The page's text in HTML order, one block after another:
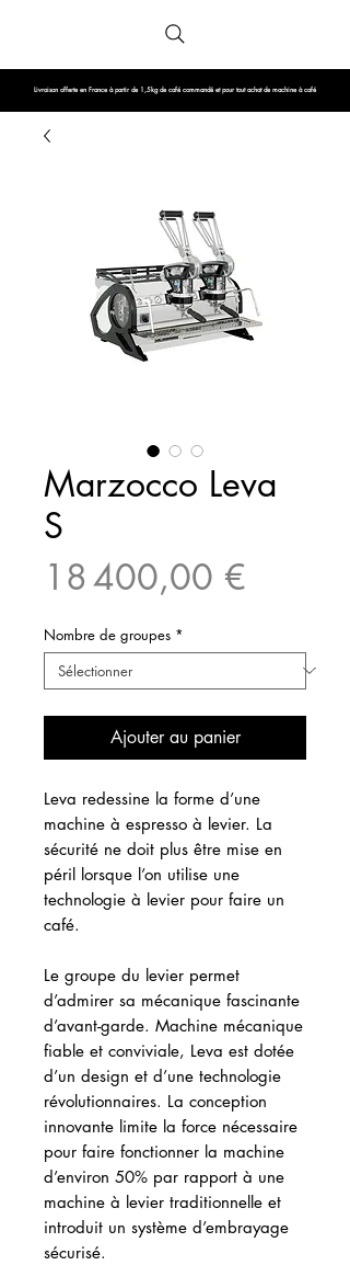
Livraison offerte en France à partir de 1,5kg de café commandé et pour tout achat de machine à café
Marzocco Leva
S
18 400,00 €
Nombre de groupes *
Ajouter au panier
Leva redessine la forme d’une
machine à espresso à levier. La
sécurité ne doit plus être mise en
péril lorsque l’on utilise une
technologie à levier pour faire un
café.
Le groupe du levier permet
d’admirer sa mécanique fascinante
d’avant-garde. Machine mécanique
fiable et conviviale, Leva est dotée
d’un design et d’une technologie
révolutionnaires. La conception
innovante limite la force nécessaire
pour faire fonctionner la machine
d’environ 50% par rapport à une
machine à levier traditionnelle et
introduit un système d’embrayage
sécurisé.